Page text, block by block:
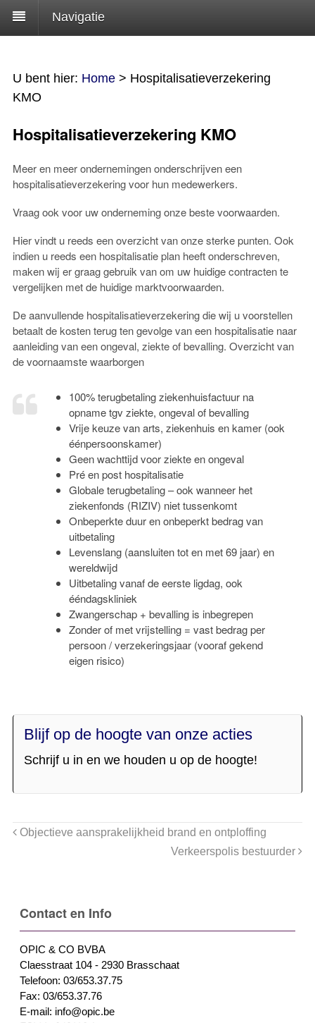
Navigatie
U bent hier: Home > Hospitalisatieverzekering
KMO
Hospitalisatieverzekering KMO
Meer en meer ondernemingen onderschrijven een
hospitalisatieverzekering voor hun medewerkers.
Vraag ook voor uw onderneming onze beste voorwaarden.
Hier vindt u reeds een overzicht van onze sterke punten. Ook
indien u reeds een hospitalisatie plan heeft onderschreven,
maken wij er graag gebruik van om uw huidige contracten te
vergelijken met de huidige marktvoorwaarden.
De aanvullende hospitalisatieverzekering die wij u voorstellen
betaalt de kosten terug ten gevolge van een hospitalisatie naar
aanleiding van een ongeval, ziekte of bevalling. Overzicht van
de voornaamste waarborgen
100% terugbetaling ziekenhuisfactuur na
opname tgv ziekte, ongeval of bevalling
Vrije keuze van arts, ziekenhuis en kamer (ook
éénpersoonskamer)
Geen wachttijd voor ziekte en ongeval
Pré en post hospitalisatie
Globale terugbetaling – ook wanneer het
ziekenfonds (RIZIV) niet tussenkomt
Onbeperkte duur en onbeperkt bedrag van
uitbetaling
Levenslang (aansluiten tot en met 69 jaar) en
wereldwijd
Uitbetaling vanaf de eerste ligdag, ook
ééndagskliniek
Zwangerschap + bevalling is inbegrepen
Zonder of met vrijstelling = vast bedrag per
persoon / verzekeringsjaar (vooraf gekend
eigen risico)
Blijf op de hoogte van onze acties
Schrijf u in en we houden u op de hoogte!
Objectieve aansprakelijkheid brand en ontploffing
Verkeerspolis bestuurder
Contact en Info
OPIC & CO BVBA
Claesstraat 104 - 2930 Brasschaat
Telefoon: 03/653.37.75
Fax: 03/653.37.76
E-mail: info@opic.be